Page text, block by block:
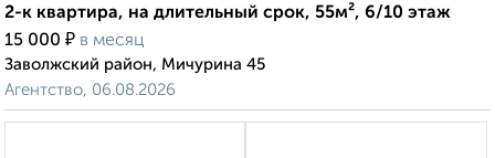
2-к квартира, на длительный срок, 55м², 6/10 этаж
15 000 ₽ в месяц
Заволжский район, Мичурина 45
Агентство, 06.08.2026